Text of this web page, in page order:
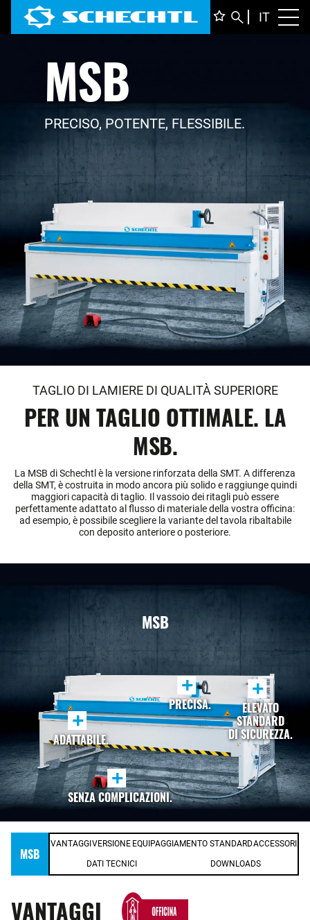
IT
MSB
PRECISO, POTENTE, FLESSIBILE.
TAGLIO DI LAMIERE DI QUALITÀ SUPERIORE
PER UN TAGLIO OTTIMALE. LA
MSB.
La MSB di Schechtl è la versione rinforzata della SMT. A differenza
della SMT, è costruita in modo ancora più solido e raggiunge quindi
maggiori capacità di taglio. Il vassoio dei ritagli può essere
perfettamente adattato al flusso di materiale della vostra officina:
ad esempio, è possibile scegliere la variante del tavola ribaltabile
con deposito anteriore o posteriore.
MSB
+
PRECISA.
+
ELEVATO
STANDARD
DI SICUREZZA.
+
ADATTABILE.
+
SENZA COMPLICAZIONI.
MSB
VANTAGGI VERSIONE EQUIPAGGIAMENTO STANDARDACCESSORI
DATI TECNICI DOWNLOADS
VANTAGGI